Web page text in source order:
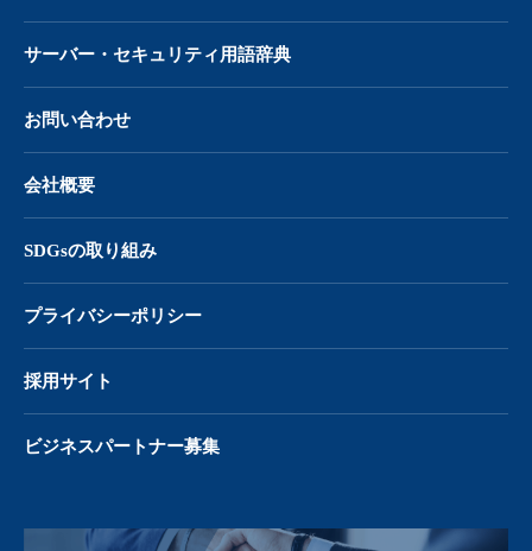
サーバー・ セキュリティ用語辞典
お問い合わせ
会社概要
SDGsの取り組み
プライバシーポリシー
採用サイト
ビジネスパートナー募集